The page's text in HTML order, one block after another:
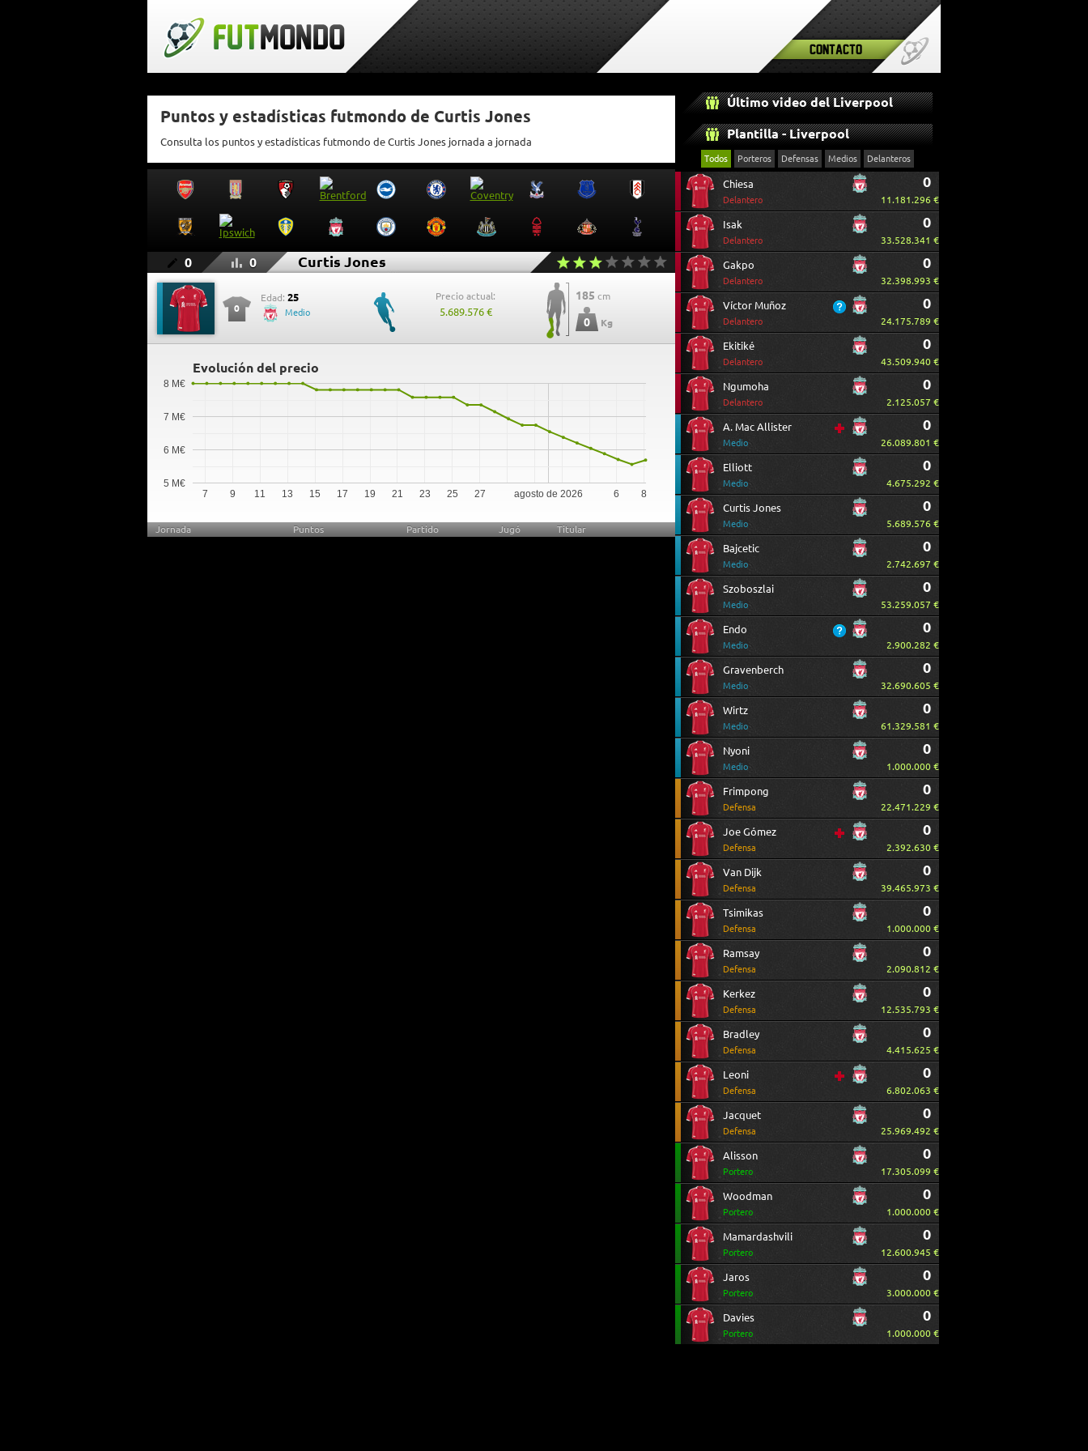
Contacto
Puntos y estadísticas futmondo de Curtis Jones
Consulta los puntos y estadísticas futmondo de Curtis Jones jornada a jornada
0 0 Curtis Jones
0
Edad: 25
Medio
Precio actual:
5.689.576 €
185 cm
0 Kg
Evolución del precio
agosto de 2026
7 9 11 13 15 17 19 21 23 25 27 6 8
5 M€
6 M€
7 M€
8 M€
Jornada Puntos Partido Jugó Titular
Último video del Liverpool
Plantilla - Liverpool
Todos Porteros Defensas Medios Delanteros
Chiesa
Delantero
0
11.181.296 €
Isak
Delantero
0
33.528.341 €
Gakpo
Delantero
0
32.398.993 €
Víctor Muñoz
Delantero
0
24.175.789 €
Ekitiké
Delantero
0
43.509.940 €
Ngumoha
Delantero
0
2.125.057 €
A. Mac Allister
Medio
0
26.089.801 €
Elliott
Medio
0
4.675.292 €
Curtis Jones
Medio
0
5.689.576 €
Bajcetic
Medio
0
2.742.697 €
Szoboszlai
Medio
0
53.259.057 €
Endo
Medio
0
2.900.282 €
Gravenberch
Medio
0
32.690.605 €
Wirtz
Medio
0
61.329.581 €
Nyoni
Medio
0
1.000.000 €
Frimpong
Defensa
0
22.471.229 €
Joe Gómez
Defensa
0
2.392.630 €
Van Dijk
Defensa
0
39.465.973 €
Tsimikas
Defensa
0
1.000.000 €
Ramsay
Defensa
0
2.090.812 €
Kerkez
Defensa
0
12.535.793 €
Bradley
Defensa
0
4.415.625 €
Leoni
Defensa
0
6.802.063 €
Jacquet
Defensa
0
25.969.492 €
Alisson
Portero
0
17.305.099 €
Woodman
Portero
0
1.000.000 €
Mamardashvili
Portero
0
12.600.945 €
Jaros
Portero
0
3.000.000 €
Davies
Portero
0
1.000.000 €